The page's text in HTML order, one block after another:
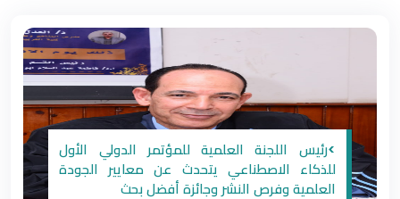
>رئيس اللجنة العلمية للمؤتمر الدولي الأول
للذكاء الاصطناعي يتحدث عن معايير الجودة
العلمية وفرص النشر وجائزة أفضل بحث